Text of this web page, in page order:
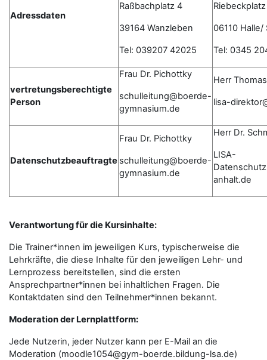
Adressdaten
Raßbachplatz 4
39164 Wanzleben
Tel: 039207 42025
06110 Halle/
Tel: 0345
vertretungsberechtigte
Person
Frau Dr. Pichottky
schulleitung@boerde-
gymnasium.de
Herr
lisa-
Datenschutzbeauftragte
Frau Dr. Pichottky
schulleitung@boerde-
gymnasium.de
Herr Dr.
LISA-
anhalt.de
Verantwortung für die Kursinhalte:
Die Trainer*innen im jeweiligen Kurs, typischerweise die
Lehrkräfte, die diese Inhalte für den jeweiligen Lehr- und
Lernprozess bereitstellen, sind die ersten
Ansprechpartner*innen bei inhaltlichen Fragen. Die
Kontaktdaten sind den Teilnehmer*innen bekannt.
Moderation der Lernplattform:
Jede Nutzerin, jeder Nutzer kann per E-Mail an die
Moderation (moodle1054@gym-boerde.bildung-lsa.de)